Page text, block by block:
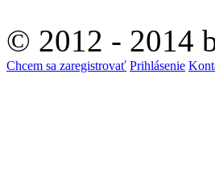
© 2012 - 2014
Chcem sa zaregistrovať Prihlásenie